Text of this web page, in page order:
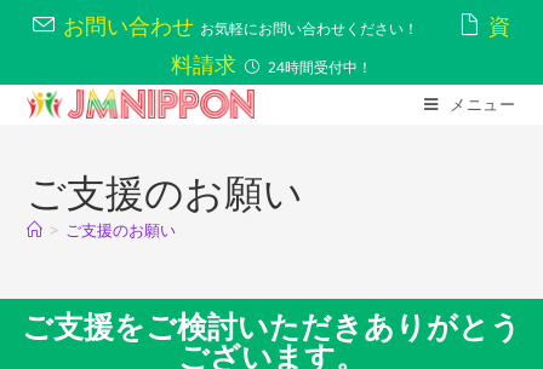
お問い合わせ お気軽にお問い合わせください！
資
料請求
24時間受付中！
メニュー
ご支援のお願い
> ご支援のお願い
ご支援をご検討いただきありがとう
ございます。